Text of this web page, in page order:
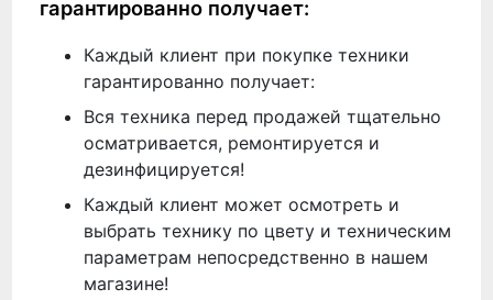
гарантированно получает:
Каждый клиент при покупке техники
гарантированно получает:
Вся техника перед продажей тщательно
осматривается, ремонтируется и
дезинфицируется!
Каждый клиент может осмотреть и
выбрать технику по цвету и техническим
параметрам непосредственно в нашем
магазине!